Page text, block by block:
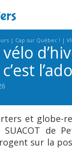
Cap sur Québec !
et globe-
SUACOT de
sur la